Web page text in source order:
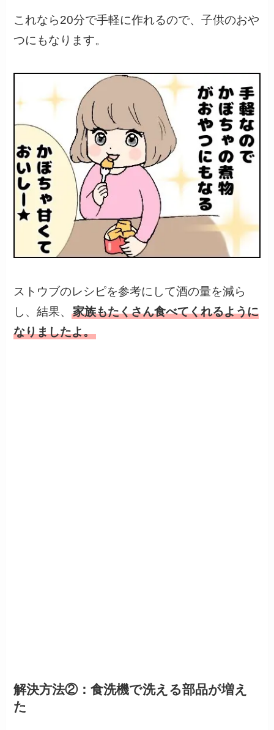
これなら20分で手軽に作れるので、子供のおや
つにもなります。
ストウブのレシピを参考にして酒の量を減ら
し、結果、家族もたくさん食べてくれるように
なりましたよ。
解決方法②：食洗機で洗える部品が増え
た